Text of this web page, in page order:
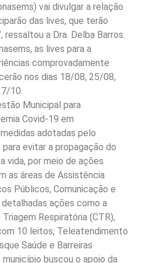
vai divulgar a relação
das lives, que terão
ressaltou a Dra. Delba Barros.
as lives para a
comprovadamente
nos dias 18/08, 25/08,
10.
Municipal para
Covid-19 em
adotadas pelo
evitar a propagação do
vida, por meio de ações
as áreas de Assistência
Públicos, Comunicação e
ações como a
Respiratória (CTR),
10 leitos, Teleatendimento
Saúde e Barreiras
buscou o apoio da